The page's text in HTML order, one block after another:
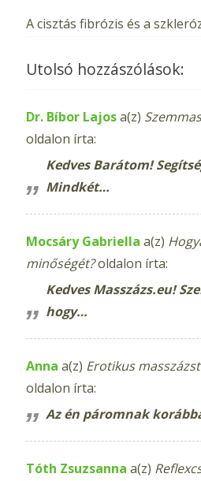
A cisztás fibrózis és a
Utolsó hozzászólások:
Dr. Bíbor Lajosa(z)
oldalon írta:
Kedves Barátom!
Mindkét…
Mocsáry Gabriella a(z)
minőségét?oldalon írta:
Kedves Masszázs.eu!
hogy…
Anna a(z) Erotikus
oldalon írta:
Az én páromnak
Tóth Zsuzsanna a(z)